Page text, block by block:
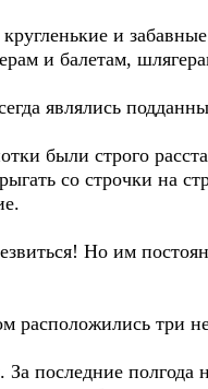
и
и балетам,
являлись
были строго
со строчки на
Но им
расположились три
последние полгода